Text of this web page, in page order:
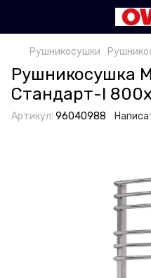
Рушникосушки
Рушникосушка
Стандарт-I
Артикул: 96040988